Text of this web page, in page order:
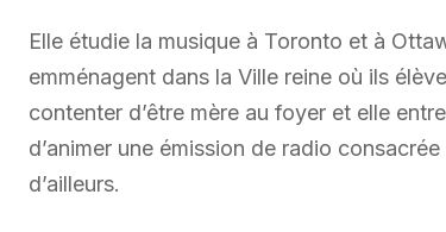
Elle étudie la musique à Toronto et à
emménagent dans la Ville reine où ils
contenter d’être mère au foyer et elle
d’animer une émission de radio
d’ailleurs.